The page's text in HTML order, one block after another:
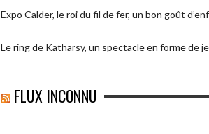
Expo Calder, le roi du fil de fer, un bon goût
Le ring de Katharsy, un spectacle en forme de
FLUX INCONNU